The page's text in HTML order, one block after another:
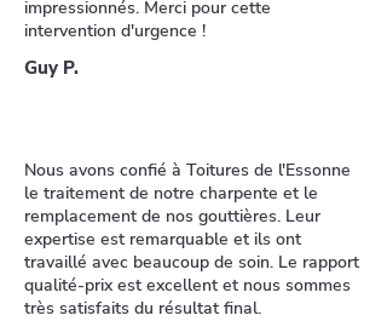
impressionnés. Merci pour cette
intervention d'urgence !
Guy P.
Nous avons confié à Toitures de l'Essonne
le traitement de notre charpente et le
remplacement de nos gouttières. Leur
expertise est remarquable et ils ont
travaillé avec beaucoup de soin. Le rapport
qualité-prix est excellent et nous sommes
très satisfaits du résultat final.